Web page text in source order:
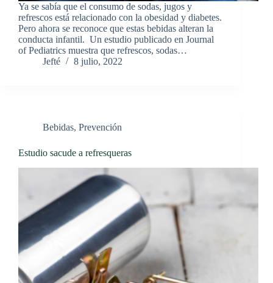
Ya se sabía que el consumo de sodas, jugos y
refrescos está relacionado con la obesidad y diabetes.
Pero ahora se reconoce que estas bebidas alteran la
conducta infantil. Un estudio publicado en Journal
of Pediatrics muestra que refrescos, sodas…
Jefté
8 julio, 2022
Bebidas, Prevención
Estudio sacude a refresqueras